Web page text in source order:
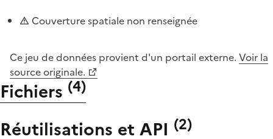
Couverture spatiale non renseignée
Ce jeu de données provient d'un portail externe. Voir la
source originale.
Fichiers (4)
Réutilisations et API (2)